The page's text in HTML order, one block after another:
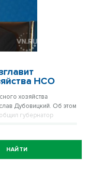
НСО
хозяйства
Дубовицкий. Об этом
губернатор
на новую
НАЙТИ